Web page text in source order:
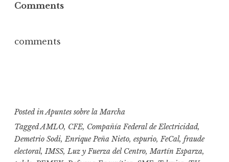
Comments
comments
Posted inApuntes sobre la Marcha
TaggedAMLO, CFE, Compañía Federal de Electricidad,
Demetrio Sodi,Enrique Peña Nieto, espurio,FeCal, fraude
electoral,IMSS,Luz y Fuerza del Centro,Martín Esparza,